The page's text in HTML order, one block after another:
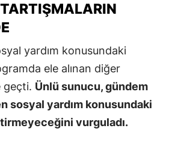
yardım konusundaki
ele alınan diğer
geçti. Ünlü sunucu, gündem
sosyal yardım konusundaki
vurguladı.